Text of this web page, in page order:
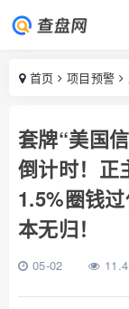
首页 项目预警
套牌“美国
倒计时！正
1.5%圈钱
本无归！
05-02